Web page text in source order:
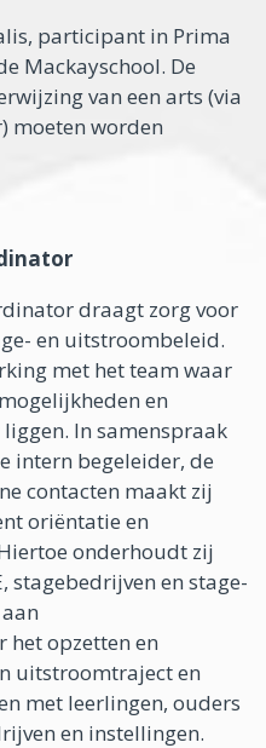
participant in Prima
Mackayschool. De
van een arts (via
moeten worden
draagt zorg voor
en uitstroombeleid.
met het team waar
en
In samenspraak
intern begeleider, de
contacten maakt zij
oriëntatie en
onderhoudt zij
stagebedrijven en stage-
het opzetten en
uitstroomtraject en
met leerlingen, ouders
en instellingen.